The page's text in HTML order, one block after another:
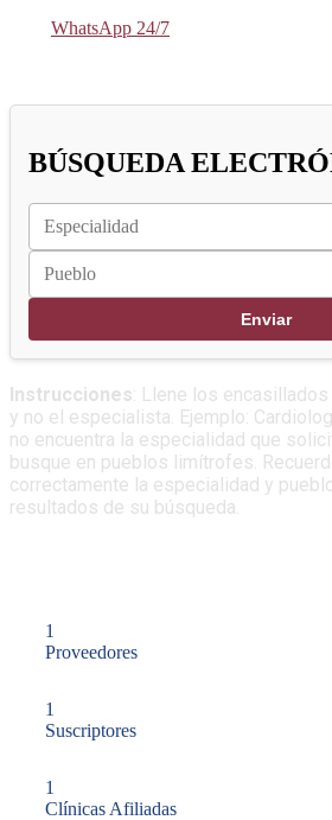
WhatsApp 24/7
BÚSQUEDA
Instrucciones: Llene los encasillados
y no el especialista. Ejemplo:
no encuentra la especialidad que
busque en pueblos limítrofes.
correctamente la especialidad y
resultados de su búsqueda.
1
Proveedores
1
Suscriptores
1
Clínicas Afiliadas